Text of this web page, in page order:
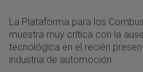
La Plataforma para los
muestra muy crítica con la
tecnológica en el recién
industria de automoción.